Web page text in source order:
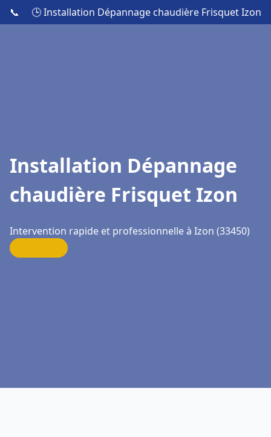
📞 🕒 Installation Dépannage chaudière Frisquet Izon
Installation Dépannage
chaudière Frisquet Izon
Intervention rapide et professionnelle à Izon (33450)